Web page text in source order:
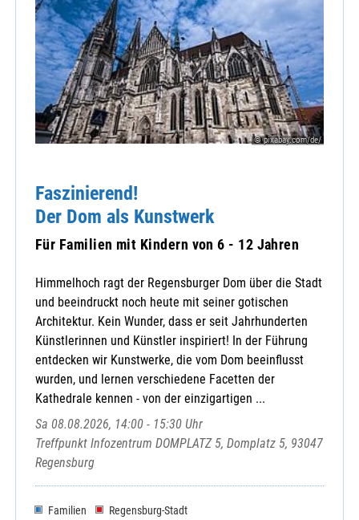
© pixabay.com/de/
Faszinierend!
Der Dom als Kunstwerk
Für Familien mit Kindern von 6 - 12 Jahren
Himmelhoch ragt der Regensburger Dom über die Stadt
und beeindruckt noch heute mit seiner gotischen
Architektur. Kein Wunder, dass er seit Jahrhunderten
Künstlerinnen und Künstler inspiriert! In der Führung
entdecken wir Kunstwerke, die vom Dom beeinflusst
wurden, und lernen verschiedene Facetten der
Kathedrale kennen - von der einzigartigen ...
Sa 08.08.2026, 14:00 - 15:30 Uhr
Treffpunkt Infozentrum DOMPLATZ 5, Domplatz 5, 93047
Regensburg
Familien
Regensburg-Stadt